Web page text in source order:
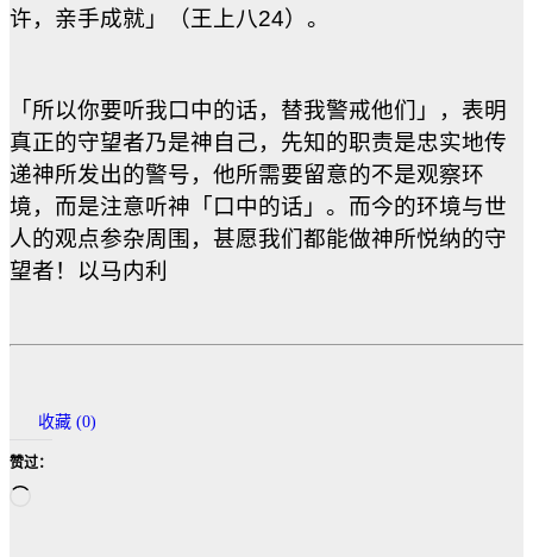
许，亲手成就」（王上八24）。
「所以你要听我口中的话，替我警戒他们」，表明
真正的守望者乃是神自己，先知的职责是忠实地传
递神所发出的警号，他所需要留意的不是观察环
境，而是注意听神「口中的话」。而今的环境与世
人的观点参杂周围，甚愿我们都能做神所悦纳的守
望者！以马内利
收藏 (0)
赞过：